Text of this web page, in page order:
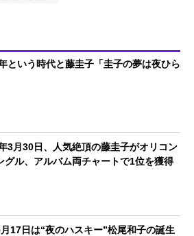
という時代と藤圭子「圭子の夢は夜ひら
3月30日、人気絶頂の藤圭子がオリコン
グル、アルバム両チャートで1位を獲得
17日は“夜のハスキー”松尾和子の誕生